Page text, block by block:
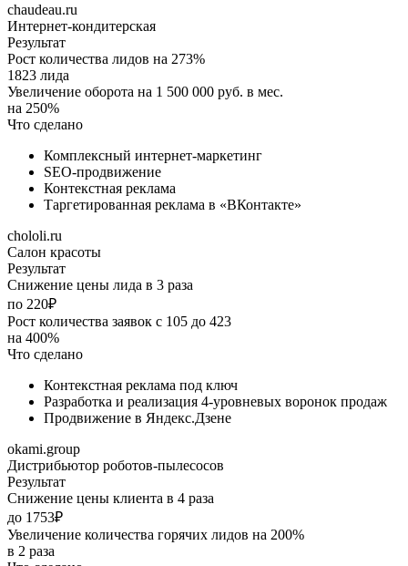
chaudeau.ru
Интернет-кондитерская
Результат
Рост количества лидов на 273%
1823 лида
Увеличение оборота на 1 500 000 руб. в мес.
на 250%
Что сделано
Комплексный интернет-маркетинг
SEO-продвижение
Контекстная реклама
Таргетированная реклама в «ВКонтакте»
chololi.ru
Салон красоты
Результат
Снижение цены лида в 3 раза
по 220₽
Рост количества заявок с 105 до 423
на 400%
Что сделано
Контекстная реклама под ключ
Разработка и реализация 4-уровневых воронок продаж
Продвижение в Яндекс.Дзене
okami.group
Дистрибьютор роботов-пылесосов
Результат
Снижение цены клиента в 4 раза
до 1753₽
Увеличение количества горячих лидов на 200%
в 2 раза